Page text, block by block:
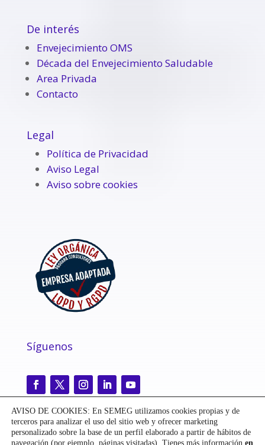
De interés
Envejecimiento OMS
Década del Envejecimiento Saludable
Area Privada
Contacto
Legal
Política de Privacidad
Aviso Legal
Aviso sobre cookies
Síguenos
AVISO DE COOKIES: En SEMEG utilizamos cookies propias y de
terceros para analizar el uso del sitio web y ofrecer marketing
personalizado sobre la base de un perfil elaborado a partir de hábitos de
navegación (por ejemplo, páginas visitadas). Tienes más información en